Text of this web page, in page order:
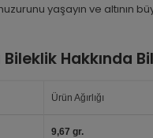
yaşayın ve altının
Hakkında
Ürün Ağırlığı
9,67 gr.